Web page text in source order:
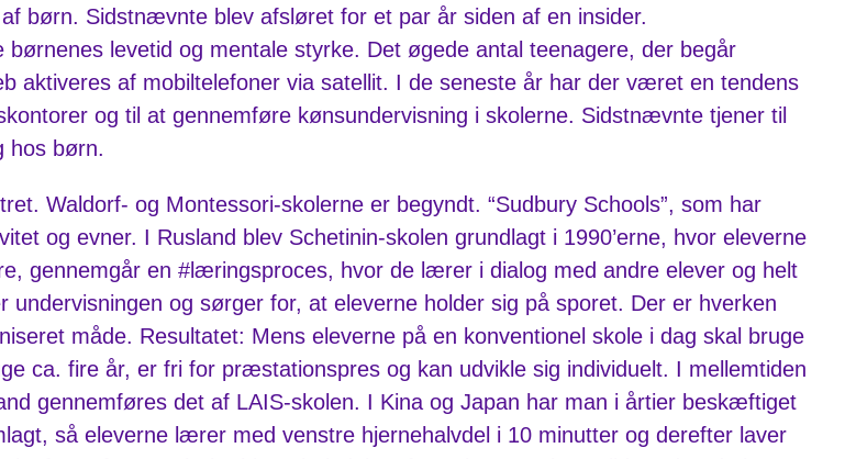
børn. Sidstnævnte blev afsløret for et par år siden af en insider.
levetid og mentale styrke. Det øgede antal teenagere, der begår
aktiveres af mobiltelefoner via satellit. I de seneste år har der været en tendens
og til at gennemføre kønsundervisning i skolerne. Sidstnævnte tjener til
hos børn.
Waldorf- og Montessori-skolerne er begyndt. “Sudbury Schools”, som har
og evner. I Rusland blev Schetinin-skolen grundlagt i 1990’erne, hvor eleverne
gennemgår en #læringsproces, hvor de lærer i dialog med andre elever og helt
og sørger for, at eleverne holder sig på sporet. Der er hverken
måde. Resultatet: Mens eleverne på en konventionel skole i dag skal bruge
ca. fire år, er fri for præstationspres og kan udvikle sig individuelt. I mellemtiden
gennemføres det af LAIS-skolen. I Kina og Japan har man i årtier beskæftiget
så eleverne lærer med venstre hjernehalvdel i 10 minutter og derefter laver